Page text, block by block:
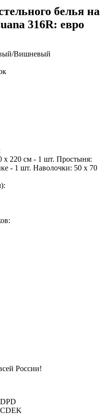
белья на
316R: евро
Вишневый
х 220 см - 1 шт. Простыня:
- 1 шт. Наволочки: 50 х 70
:
:
России!